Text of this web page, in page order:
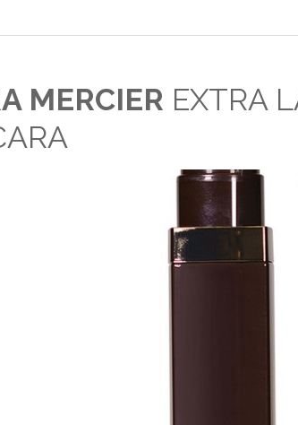
MERCIER EXTRA